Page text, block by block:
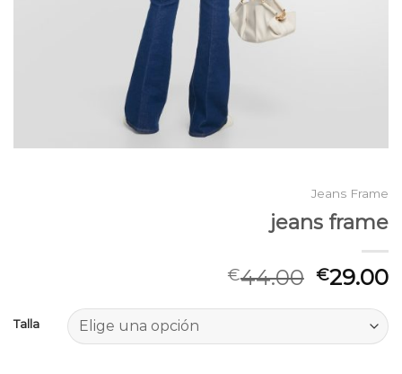
Jeans Frame
jeans frame
€44.00 €29.00
Talla